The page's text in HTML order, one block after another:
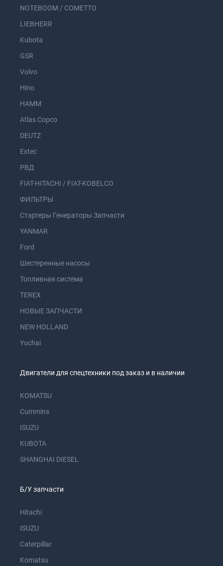
NOTEBOOM / COMETTO
LIEBHERR
Kubota
GSR
Volvo
Hino
HAMM
Atlas Copco
DEUTZ
Extec
РВД
FIAT-HITACHI / FIAT-KOBELCO
ФИЛЬТРЫ
Стартеры Генераторы Запчасти
YANMAR
Ford
Шестеренные насосы
Топливная система
TEREX
НОВЫЕ ЗАПЧАСТИ
NEW HOLLAND
Yuchai
Двигатели для спецтехники под заказ и в наличии
KOMATSU
Cummins
ISUZU
KUBOTA
SHANGHAI DIESEL
Б/У запчасти
Hitachi
ISUZU
Caterpillar
Komatsu